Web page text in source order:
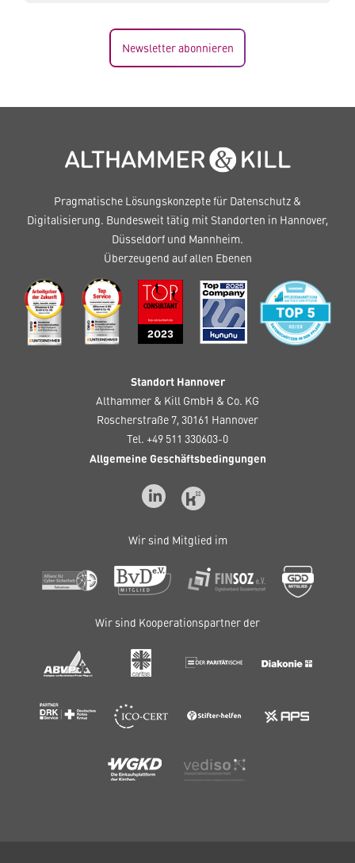
Newsletter abonnieren
Pragmatische Lösungskonzepte für Datenschutz &
Digitalisierung. Bundesweit tätig mit Standorten in Hannover,
Düsseldorf und Mannheim.
Überzeugend auf allen Ebenen
Standort Hannover
Althammer & Kill GmbH & Co. KG
Roscherstraße 7, 30161 Hannover
Tel. +49 511 330603-0
Allgemeine Geschäftsbedingungen
Wir sind Mitglied im
Wir sind Kooperationspartner der